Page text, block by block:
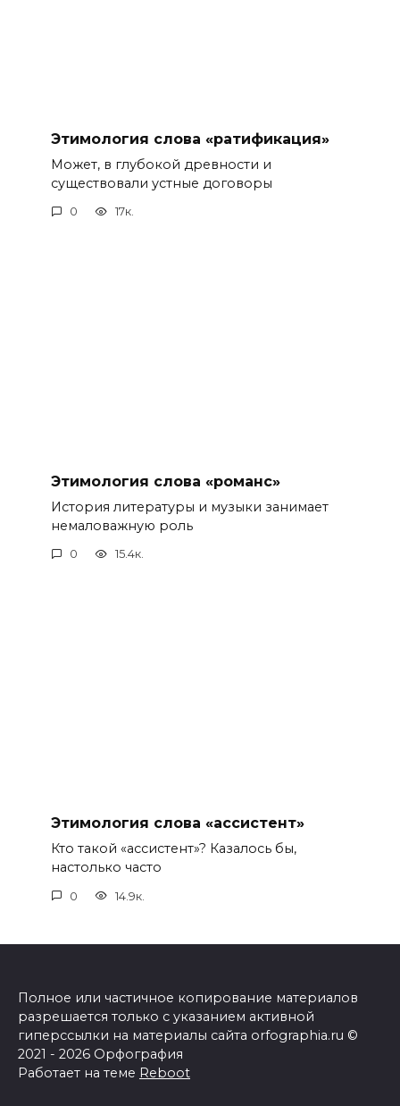
Этимология слова «ратификация»
Может, в глубокой древности и
существовали устные договоры
0 17к.
Этимология слова «романс»
История литературы и музыки занимает
немаловажную роль
0 15.4к.
Этимология слова «ассистент»
Кто такой «ассистент»? Казалось бы,
настолько часто
0 14.9к.
Полное или частичное копирование материалов
разрешается только с указанием активной
гиперссылки на материалы сайта orfographia.ru ©
2021 - 2026 Орфография
Работает на теме Reboot